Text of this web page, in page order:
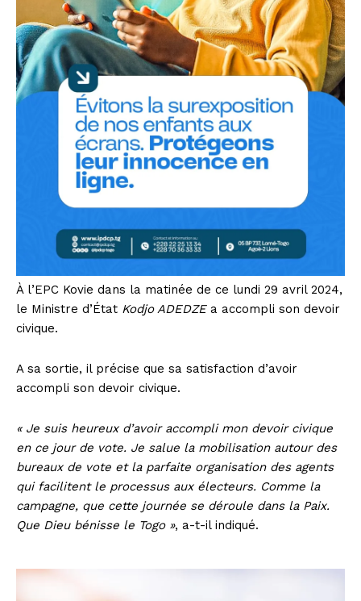
À l’EPC Kovie dans la matinée de ce lundi 29 avril 2024,
le Ministre d’État Kodjo ADEDZEa accompli son devoir
civique.
A sa sortie, il précise que sa satisfaction d’avoir
accompli son devoir civique.
« Je suis heureux d’avoir accompli mon devoir civique
en ce jour de vote. Je salue la mobilisation autour des
bureaux de vote et la parfaite organisation des agents
qui facilitent le processus aux électeurs. Comme la
campagne, que cette journée se déroule dans la Paix.
Que Dieu bénisse le Togo », a-t-il indiqué.